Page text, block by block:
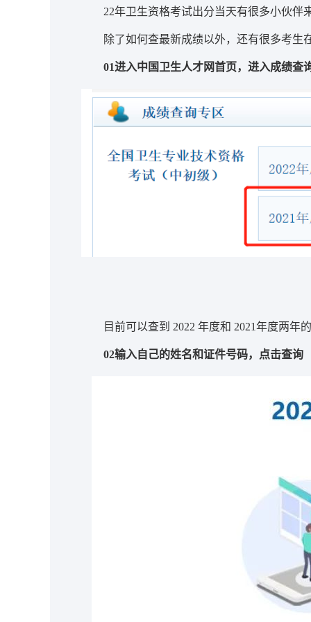
22年卫生资格考试出分当天有很多小伙伴
除了如何查最新成绩以外，还有很多考生
01进入中国卫生人才网首页，进入成绩查
目前可以查到 2022 年度和 2021年度两年
02输入自己的姓名和证件号码，点击查询